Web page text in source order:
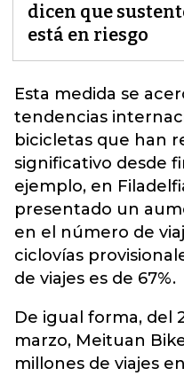
dicen que
está en riesgo
Esta medida se
tendencias
bicicletas que han
significativo desde
ejemplo, en
presentado un
en el número de
ciclovías
de viajes es de 67%.
De igual forma, del
marzo, Meituan
millones de viajes